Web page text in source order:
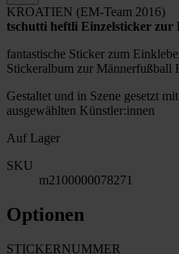
KROATIEN (EM-Team 2016)
tschutti heftli Einzelsticker
fantastische Sticker zum
Stickeralbum zur Männerfußball
Gestaltet und in Szene gesetzt
ausgewählten Künstler:innen
Auf Lager
SKU
m2100000078271
Optionen
STICKERNUMMER